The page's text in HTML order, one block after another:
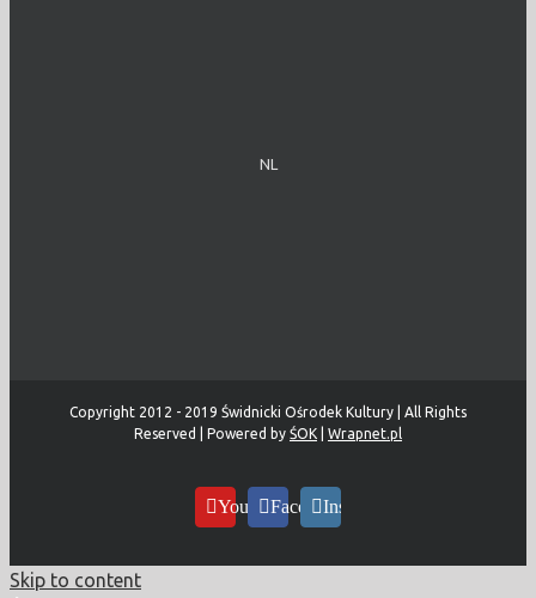
NL
Copyright 2012 - 2019 Świdnicki Ośrodek Kultury | All Rights
Reserved | Powered by ŚOK Wrapnet.pl
YouTubeFacebookInstagram
Skip to content